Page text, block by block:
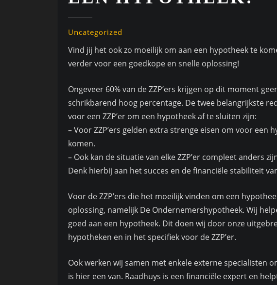
Uncategorized
Vind jij het ook zo moeilijk om aan een hypotheek te
verder voor een goedkope en snelle oplossing!
Ongeveer 60% van de ZZP’ers krijgen op dit moment
schrikbarend hoog percentage. De twee belangrijkste
voor een ZZP’er om een hypotheek af te sluiten zijn:
– Voor ZZP’ers gelden extra strenge eisen om voor een
komen.
– Ook kan de situatie van elke ZZP’er compleet anders
Denk hierbij aan het succes en de financiële stabiliteit
Voor de ZZP’ers die het moeilijk vinden om een
oplossing, namelijk De Ondernemershypotheek. Wij
goed aan een hypotheek. Dit doen wij door onze
hypotheken en in het specifiek voor de ZZP’er.
Ook werken wij samen met enkele externe specialisten
is hier een van. Raadhuys is een financiële expert en